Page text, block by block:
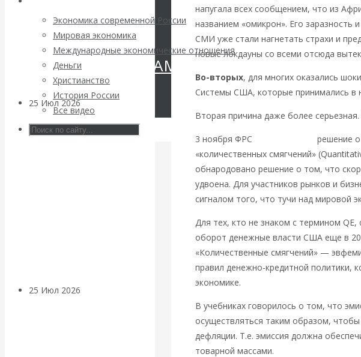
Экономика современной России
Мировая экономика
Международные экономические отношения
Деньги
Христианство
История России
Все видео
КРИПТОВАЛЮТАМИ
25 Июл 2026Геополитика
Валентин
25 Июл 2026
напугала всех сообщением, что из
названием «омикрон». Его
СМИ уже стали нагнетать страхи и
новые локдауны со всеми отсюда
Во-вторых, для многих оказались
Системы США, которые принимались в
Вторая причина даже более
3 ноября ФРС
решение
«количественных смягчений»
обнародовано решение о том, что
удвоена. Для участников рынков и
сигналом того, что тучи над мировой
Для тех, кто не знаком с термином QE,
оборот денежные власти США еще в
«Количественные смягчений» —
правил денежно-кредитной политики,
экономике.
В учебниках говорилось о том, что
осуществляться таким образом,
дефляции. Т.е. эмиссия должна
товарной массами.